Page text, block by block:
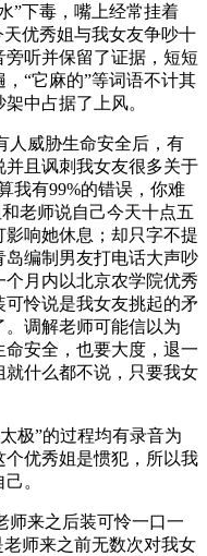
”下毒，嘴上经常挂着
优秀姐与我女友争吵十
听并保留了证据，短短
“它麻的”等词语不计其
中占据了上风。
人威胁生命安全后，有
且讽刺我女友很多关于
我有99%的错误，你难
老师说自己今天十点五
响她休息；却只字不提
编制男友打电话大声吵
月内以北京农学院优秀
怜说是我女友挑起的矛
调解老师可能信以为
安全，也要大度，退一
什么都不说，只要我女
极”的过程均有录音为
优秀姐是惯犯，所以我
。
师来之后装可怜一口一
师来之前无数次对我女